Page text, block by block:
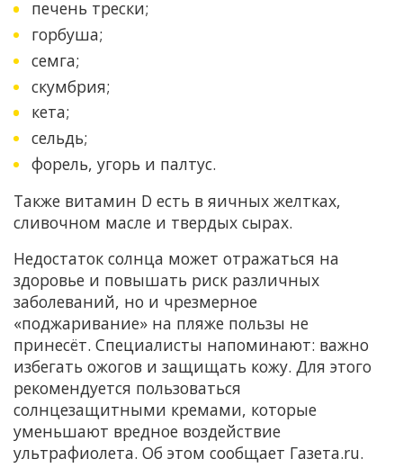
печень трески;
горбуша;
семга;
скумбрия;
кета;
сельдь;
форель, угорь и палтус.
Также витамин D есть в яичных желтках,
сливочном масле и твердых сырах.
Недостаток солнца может отражаться на
здоровье и повышать риск различных
заболеваний, но и чрезмерное
«поджаривание» на пляже пользы не
принесёт. Специалисты напоминают: важно
избегать ожогов и защищать кожу. Для этого
рекомендуется пользоваться
солнцезащитными кремами, которые
уменьшают вредное воздействие
ультрафиолета. Об этом сообщает Газета.ru.